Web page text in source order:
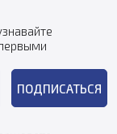
ПОДПИСАТЬСЯ